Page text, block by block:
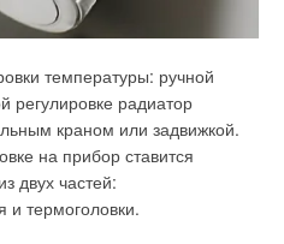
температуры: ручной
регулировке радиатор
краном или задвижкой.
на прибор ставится
двух частей:
и термоголовки.